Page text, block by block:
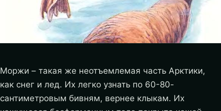
Моржи – такая же неотъемлемая часть Арктики,
как снег и лед. Их легко узнать по 60-80-
сантиметровым бивням, вернее клыкам. Их